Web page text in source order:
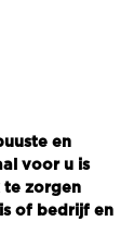
en
voor u is
te zorgen
of bedrijf en